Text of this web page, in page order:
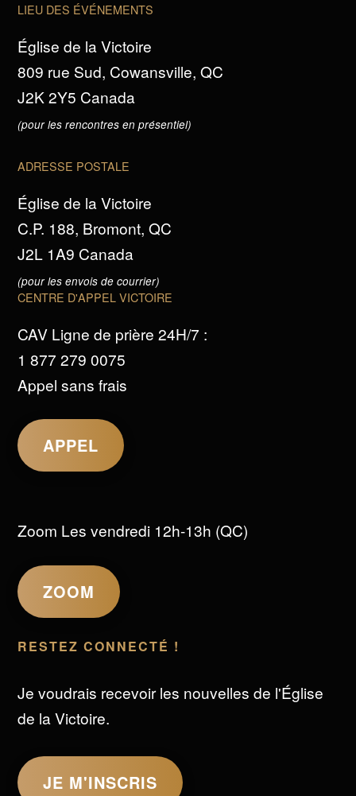
LIEU DES ÉVÉNEMENTS
Église de la Victoire
809 rue Sud, Cowansville, QC
J2K 2Y5 Canada
(pour les rencontres en présentiel)
ADRESSE POSTALE
Église de la Victoire
C.P. 188, Bromont, QC
J2L 1A9 Canada
(pour les envois de courrier)
CENTRE D'APPEL VICTOIRE
CAV Ligne de prière 24H/7 :
1 877 279 0075
Appel sans frais
APPEL
Zoom Les vendredi 12h-13h (QC)
ZOOM
RESTEZ CONNECTÉ !
Je voudrais recevoir les nouvelles de l'Église
de la Victoire.
JE M'INSCRIS